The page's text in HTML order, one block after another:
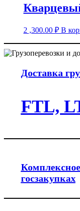
2 ,300.00 ₽ В
Доставка
FTL,
госзакупках